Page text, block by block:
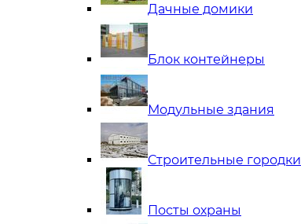
Дачные домики
Блок контейнеры
Модульные здания
Строительные городки
Посты охраны